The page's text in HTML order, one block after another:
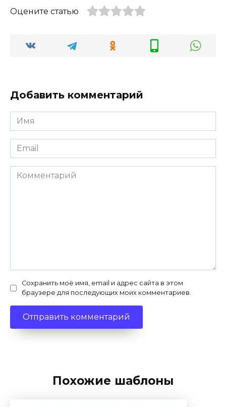
Оцените статью
Добавить комментарий
Имя
*
Email
*
Комментарий
Сохранить моё имя, email и адрес сайта в этом
браузере для последующих моих комментариев.
Похожие шаблоны